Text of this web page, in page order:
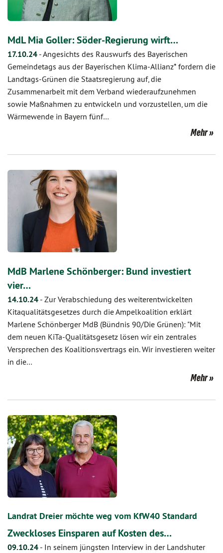
MdL Mia Goller: Söder-Regierung wirft…
17.10.24 -Angesichts des Rauswurfs des Bayerischen
Gemeindetags aus der Bayerischen Klima-Allianz* fordern die
Landtags-Grünen die Staatsregierung auf, die
Zusammenarbeit mit dem Verband wiederaufzunehmen
sowie Maßnahmen zu entwickeln und vorzustellen, um die
Wärmewende in Bayern fünf…
Mehr
MdB Marlene Schönberger: Bund investiert
vier…
14.10.24 - Zur Verabschiedung des weiterentwickelten
Kitaqualitätsgesetzes durch die Ampelkoalition erklärt
Marlene Schönberger MdB (Bündnis 90/Die Grünen): "Mit
dem neuen KiTa-Qualitätsgesetz lösen wir ein zentrales
Versprechen des Koalitionsvertrags ein. Wir investieren weiter
in die…
Mehr
Landrat Dreier möchte weg vom KfW40 Standard
Zweckloses Einsparen auf Kosten des…
09.10.24 - In seinem jüngsten Interview in der Landshuter